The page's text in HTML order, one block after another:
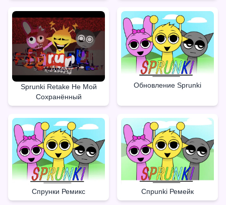
Sprunki Retake Не Мой
Сохранённый
Обновление Sprunki
Спрунки Ремикс Спрunki Ремейк